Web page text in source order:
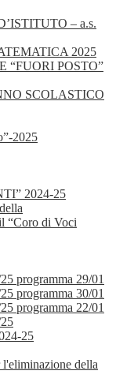
– a.s.
2025
“FUORI POSTO”
SCOLASTICO
2025
2024-25
“Coro di Voci
programma 29/01
programma 30/01
programma 22/01
25
della